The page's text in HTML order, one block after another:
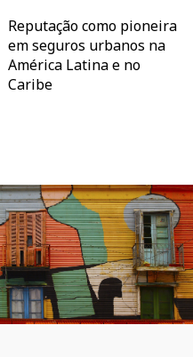
Reputação como pioneira
em seguros urbanos na
América Latina e no
Caribe